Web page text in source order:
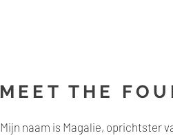
MEET THE
Mijn naam is Magalie, oprichtster